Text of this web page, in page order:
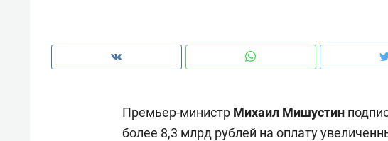
Премьер-министр Михаил Мишустин
более 8,3 млрд рублей на оплату